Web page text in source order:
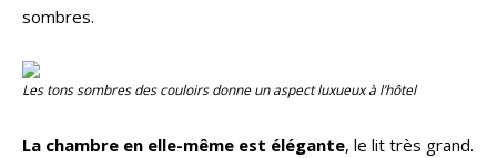
sombres.
Les tons sombres des couloirs donne un aspect luxueux à l’hôtel
La chambre en elle-même est élégante, le lit très grand.